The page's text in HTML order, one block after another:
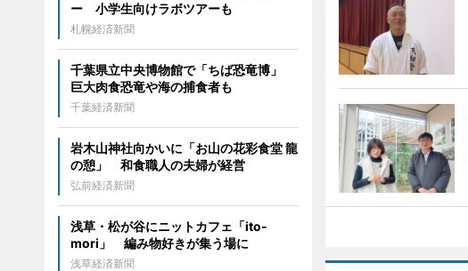
ー 小学生向けラボツアーも
札幌経済新聞
千葉県立中央博物館で「ちば恐竜博」
巨大肉食恐竜や海の捕食者も
千葉経済新聞
岩木山神社向かいに「お山の花彩食堂 龍
の憩」 和食職人の夫婦が経営
弘前経済新聞
浅草・松が谷にニットカフェ「ito-
mori」 編み物好きが集う場に
浅草経済新聞